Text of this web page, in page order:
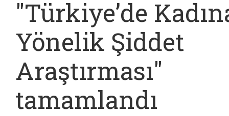
"Türkiye’de
Yönelik Şiddet
Araştırması"
tamamlandı